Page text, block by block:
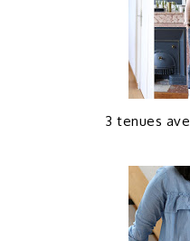
3 tenues